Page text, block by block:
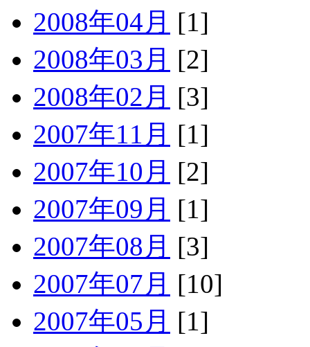
2008年04月 [1]
2008年03月 [2]
2008年02月 [3]
2007年11月 [1]
2007年10月 [2]
2007年09月 [1]
2007年08月 [3]
2007年07月 [10]
2007年05月 [1]